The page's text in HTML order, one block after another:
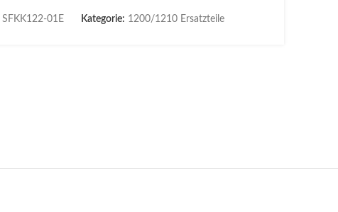
SFKK122-01E Kategorie: 1200/1210 Ersatzteile